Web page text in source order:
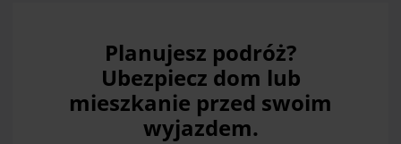
Planujesz podróż?
Ubezpiecz dom lub
mieszkanie przed swoim
wyjazdem.